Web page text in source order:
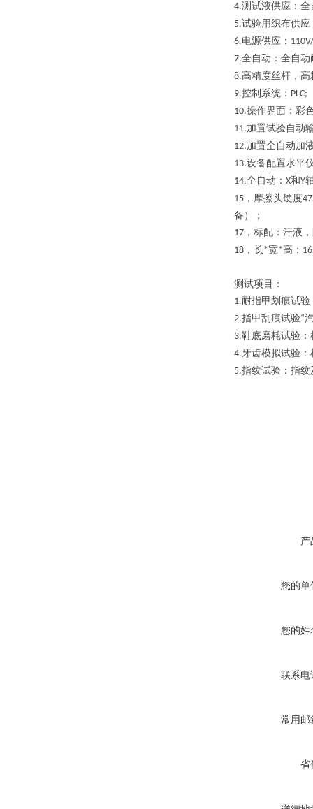
4.测试液供应：
5.试验用织布供
6.电源供应：
7.全 自动： 全 自动
8.高精度丝杆，
9.控制系统： PLC;
10.操作界面：彩
11.加置试验自动
12.加置全自动加
13.设备配置水平
14.全自动： X和Y
15 ，摩擦头硬度47
备）；
17 ，标配：汗液
18 ，长*宽*高：
测试项目
：
1.耐指甲划痕试
2.指甲刮痕试验“
3.鞋底磨耗试验
4.牙齿模拟试验
5.指纹试验：指
产
您的单
您的姓
联系电
常用邮
省